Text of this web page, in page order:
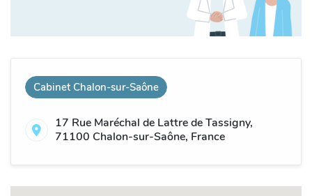
Cabinet Chalon-sur-Saône
17 Rue Maréchal de Lattre de Tassigny,
71100 Chalon-sur-Saône, France